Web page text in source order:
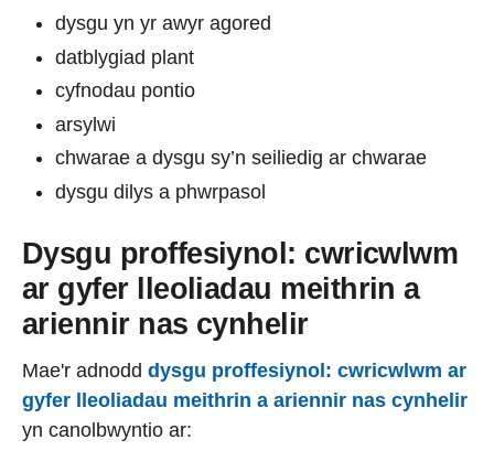
dysgu yn yr awyr agored
datblygiad plant
cyfnodau pontio
arsylwi
chwarae a dysgu sy’n seiliedig ar chwarae
dysgu dilys a phwrpasol
Dysgu proffesiynol: cwricwlwm
ar gyfer lleoliadau meithrin a
ariennir nas cynhelir
Mae'r adnodd dysgu proffesiynol: cwricwlwm ar
gyfer lleoliadau meithrin a ariennir nas cynhelir
yn canolbwyntio ar: